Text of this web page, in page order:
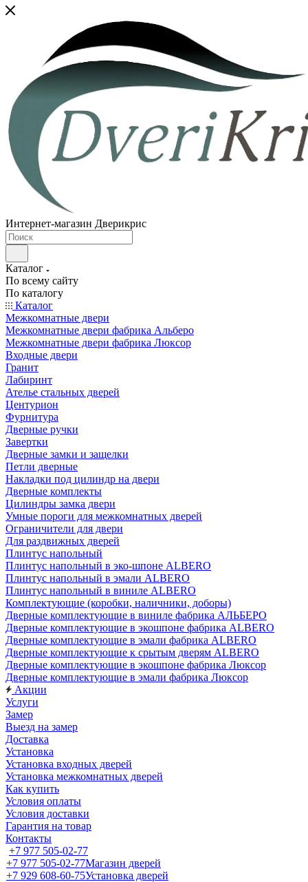
Интернет-магазин Дверикрис
Каталог
По всему сайту
По каталогу
Каталог
Межкомнатные двери
Межкомнатные двери фабрика Альберо
Межкомнатные двери фабрика Люксор
Входные двери
Гранит
Лабиринт
Ателье стальных дверей
Центурион
Фурнитура
Дверные ручки
Завертки
Дверные замки и защелки
Петли дверные
Накладки под цилиндр на двери
Дверные комплекты
Цилиндры замка двери
Умные пороги для межкомнатных дверей
Ограничители для двери
Для раздвижных дверей
Плинтус напольный
Плинтус напольный в эко-шпоне ALBERO
Плинтус напольный в эмали ALBERO
Плинтус напольный в виниле ALBERO
Комплектующие (коробки, наличники, доборы)
Дверные комплектующие в виниле фабрика АЛЬБЕРО
Дверные комплектующие в экошпоне фабрика ALBERO
Дверные комплектующие в эмали фабрика ALBERO
Дверные комплектующие к срытым дверям ALBERO
Дверные комплектующие в экошпоне фабрика Люксор
Дверные комплектующие в эмали фабрика Люксор
Акции
Услуги
Замер
Выезд на замер
Доставка
Установка
Установка входных дверей
Установка межкомнатных дверей
Как купить
Условия оплаты
Условия доставки
Гарантия на товар
Контакты
+7 977 505-02-77
+7 977 505-02-77Магазин дверей
+7 929 608-60-75Установка дверей